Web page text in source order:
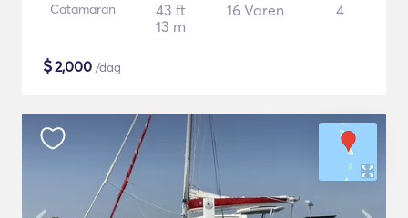
Catamaran
43 ft
13 m
16 Varen 4
$2,000 /dag